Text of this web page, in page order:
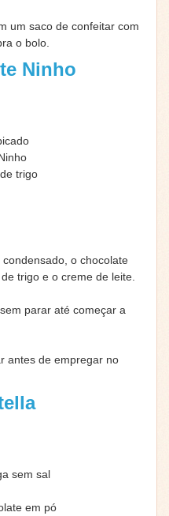
um saco de confeitar com
o bolo.
Ninho
trigo
o chocolate
trigo e o creme de leite.
parar até começar a
antes de empregar no
sem sal
em pó